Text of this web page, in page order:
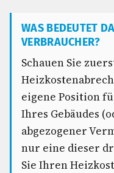
WAS BEDEUTET
VERBRAUCHER?
Schauen Sie
eigene Position
Ihres Gebäudes
abgezogener
nur eine dieser
Sie Ihren